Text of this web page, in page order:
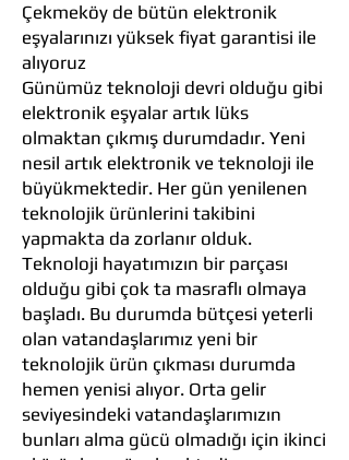
Çekmeköy de bütün elektronik
eşyalarınızı yüksek fiyat garantisi ile
alıyoruz
Günümüz teknoloji devri olduğu gibi
elektronik eşyalar artık lüks
olmaktan çıkmış durumdadır. Yeni
nesil artık elektronik ve teknoloji ile
büyükmektedir. Her gün yenilenen
teknolojik ürünlerini takibini
yapmakta da zorlanır olduk.
Teknoloji hayatımızın bir parçası
olduğu gibi çok ta masraflı olmaya
başladı. Bu durumda bütçesi yeterli
olan vatandaşlarımız yeni bir
teknolojik ürün çıkması durumda
hemen yenisi alıyor. Orta gelir
seviyesindeki vatandaşlarımızın
bunları alma gücü olmadığı için ikinci